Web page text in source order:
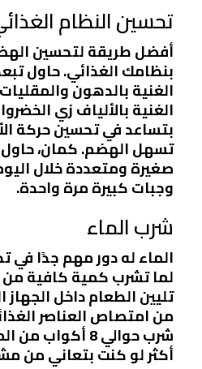
تحسين النظام
أفضل طريقة لتحسين
بنظامك الغذائي. حاول
الغنية بالدهون
الغنية بالألياف زي
بتساعد في تحسين حركة
تسهل الهضم. كمان،
صغيرة ومتعددة خلال
وجبات كبيرة مرة واحدة.
شرب الماء
الماء له دور مهم جدًا
لما تشرب كمية كافية من
تليين الطعام داخل
من امتصاص العناصر
شرب حوالي 8
أكثر لو كنت بتعاني من